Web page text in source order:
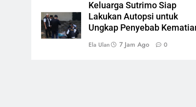
Keluarga Sutrimo Siap
Lakukan Autopsi untuk
Ungkap Penyebab
Ela Ulan 7 Jam Ago 0